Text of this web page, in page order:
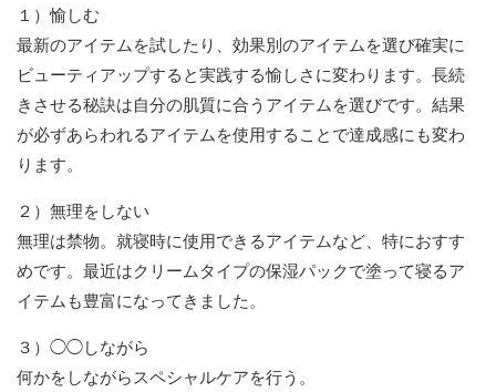
１）愉しむ
最新のアイテムを試したり、効果別のアイテムを選び確実に
ビューティアップすると実践する愉しさに変わります。長続
きさせる秘訣は自分の肌質に合うアイテムを選びです。結果
が必ずあらわれるアイテムを使用することで達成感にも変わ
ります。
２）無理をしない
無理は禁物。就寝時に使用できるアイテムなど、特におすす
めです。最近はクリームタイプの保湿パックで塗って寝るア
イテムも豊富になってきました。
３）◯◯しながら
何かをしながらスペシャルケアを行う。